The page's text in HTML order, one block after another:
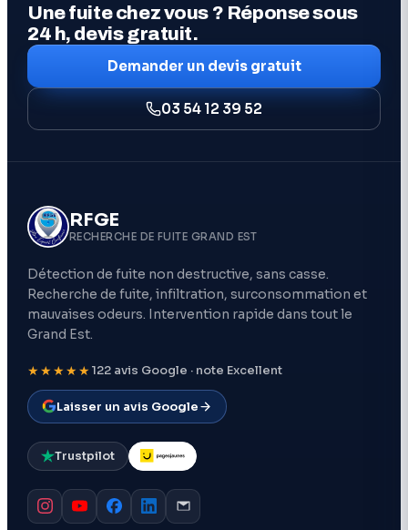
Une fuite chez vous ? Réponse sous
24 h, devis gratuit.
Demander un devis gratuit
03 54 12 39 52
RFGE
RECHERCHE DE FUITE GRAND EST
Détection de fuite non destructive, sans casse.
Recherche de fuite, infiltration, surconsommation et
mauvaises odeurs. Intervention rapide dans tout le
Grand Est.
★★★★★122 avis Google · note Excellent
Laisser un avis Google
Trustpilot